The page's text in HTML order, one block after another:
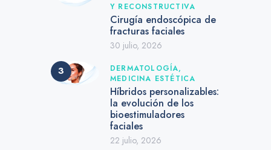
Y RECONSTRUCTIVA
Cirugía endoscópica de
fracturas faciales
30 julio, 2026
DERMATOLOGÍA,
MEDICINA ESTÉTICA
Híbridos personalizables:
la evolución de los
bioestimuladores
faciales
22 julio, 2026